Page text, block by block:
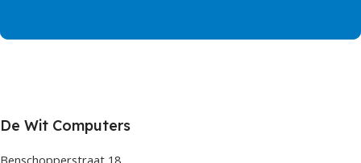
De Wit Computers
Benschopperstraat 18